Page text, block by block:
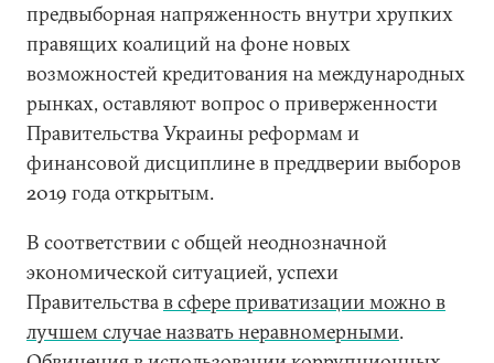
предвыборная напряженность внутри хрупких
правящих коалиций на фоне новых
возможностей кредитования на международных
рынках, оставляют вопрос о приверженности
Правительства Украины реформам и
финансовой дисциплине в преддверии выборов
2019 года открытым.
В соответствии с общей неоднозначной
экономической ситуацией, успехи
Правительствав сфере приватизации можно в
лучшем случае назвать неравномерными.